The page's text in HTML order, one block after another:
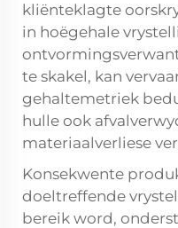
kliënteklagte
in hoëgehale
te skakel, kan
gehaltemetriek
hulle ook
materiaalverliese
Konsekwente
doeltreffende
bereik word,